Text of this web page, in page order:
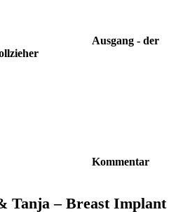
Ausgang - der
Kommentar
Tanja – Breast Implant